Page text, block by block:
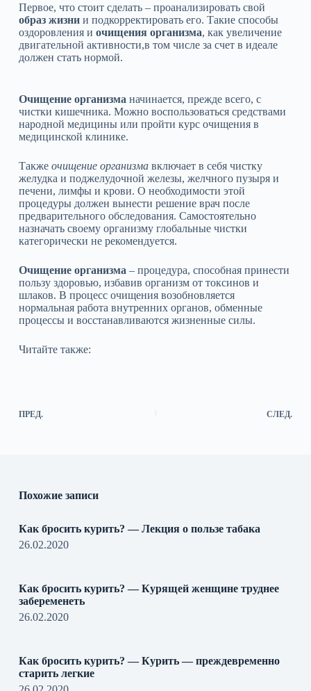
Первое, что стоит сделать – проанализировать свой
образ жизнии подкорректировать его. Такие способы
оздоровления и очищения организма, как увеличение
двигательной активности,в том числе за счет в идеале
должен стать нормой.
Очищение организма начинается, прежде всего, с
чистки кишечника. Можно воспользоваться средствами
народной медицины или пройти курс очищения в
медицинской клинике.
Также очищение организмавключает в себя чистку
желудка и поджелудочной железы, желчного пузыря и
печени, лимфы и крови. О необходимости этой
процедуры должен вынести решение врач после
предварительного обследования. Самостоятельно
назначать своему организму глобальные чистки
категорически не рекомендуется.
Очищение организма – процедура, способная принести
пользу здоровью, избавив организм от токсинов и
шлаков. В процесс очищения возобновляется
нормальная работа внутренних органов, обменные
процессы и восстанавливаются жизненные силы.
Читайте также:
ПРЕД. СЛЕД.
Похожие записи
Как бросить курить? — Лекция о пользе табака
26.02.2020
Как бросить курить? — Курящей женщине труднее
забеременеть
26.02.2020
Как бросить курить? — Курить — преждевременно
старить легкие